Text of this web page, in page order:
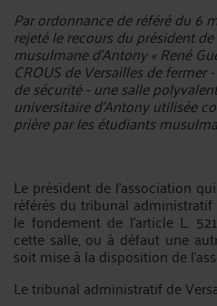
Par ordonnance de référé du 6
rejeté le recours du président
musulmane d'Antony « René
CROUS de Versailles de
de sécurité - une salle
universitaire d'Antony utilisée
prière par les étudiants
Le président de l'association
référés du tribunal
le fondement de l'article L.
cette salle, ou à défaut une
soit mise à la disposition de
Le tribunal administratif de